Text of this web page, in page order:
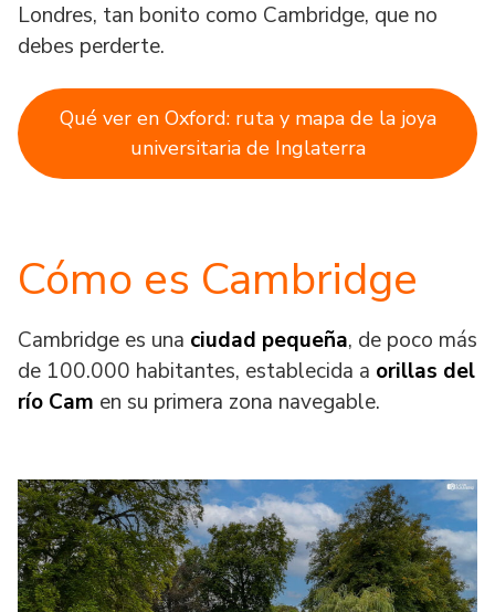
Londres, tan bonito como Cambridge, que no
debes perderte.
Qué ver en Oxford: ruta y mapa de la joya
universitaria de Inglaterra
Cómo es Cambridge
Cambridge es una ciudad pequeña, de poco más
de 100.000 habitantes, establecida a orillas del
río Cam en su primera zona navegable.